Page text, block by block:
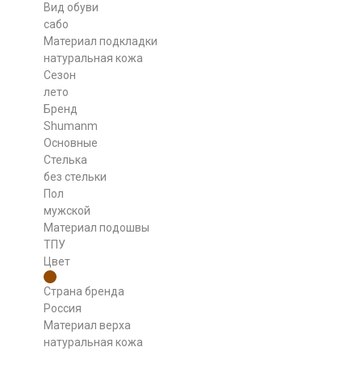
Вид обуви
сабо
Материал подкладки
натуральная кожа
Сезон
лето
Бренд
Shumanm
Основные
Стелька
без стельки
Пол
мужской
Материал подошвы
ТПУ
Цвет
Страна бренда
Россия
Материал верха
натуральная кожа